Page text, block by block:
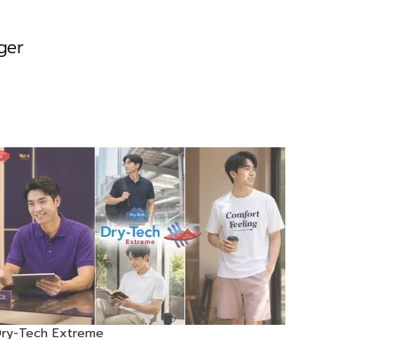
Tech Extreme